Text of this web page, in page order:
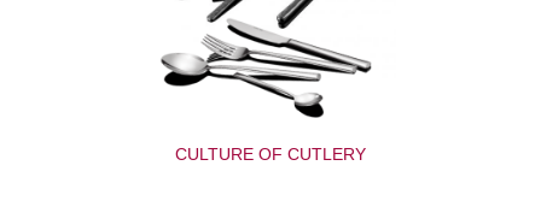
CULTURE OF CUTLERY